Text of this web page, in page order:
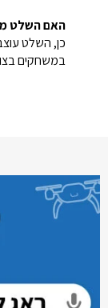
האם השלט
כן, השלט
במשחקים